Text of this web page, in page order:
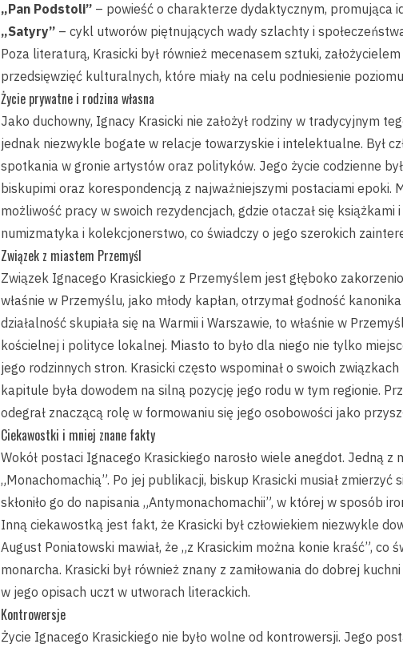
„Pan Podstoli” – powieść o charakterze dydaktycznym, promująca
„Satyry” – cykl utworów piętnujących wady szlachty i
Poza literaturą, Krasicki był również mecenasem sztuki,
przedsięwzięć kulturalnych, które miały na celu podniesienie
Życie prywatne i rodzina własna
Jako duchowny, Ignacy Krasicki nie założył rodziny w tradycyjnym
jednak niezwykle bogate w relacje towarzyskie i intelektualne. Był
spotkania w gronie artystów oraz polityków. Jego życie codzienne
biskupimi oraz korespondencją z najważniejszymi postaciami epoki.
możliwość pracy w swoich rezydencjach, gdzie otaczał się książkami
numizmatyka i kolekcjonerstwo, co świadczy o jego szerokich
Związek z miastem Przemyśl
Związek Ignacego Krasickiego z Przemyślem jest głęboko
właśnie w Przemyślu, jako młody kapłan, otrzymał godność
działalność skupiała się na Warmii i Warszawie, to właśnie w
kościelnej i polityce lokalnej. Miasto to było dla niego nie tylko
jego rodzinnych stron. Krasicki często wspominał o swoich
kapitule była dowodem na silną pozycję jego rodu w tym regionie.
odegrał znaczącą rolę w formowaniu się jego osobowości jako
Ciekawostki i mniej znane fakty
Wokół postaci Ignacego Krasickiego narosło wiele anegdot. Jedną
„Monachomachią”. Po jej publikacji, biskup Krasicki musiał
skłoniło go do napisania „Antymonachomachii”, w której w sposób
Inną ciekawostką jest fakt, że Krasicki był człowiekiem niezwykle
August Poniatowski mawiał, że „z Krasickim można konie kraść”, co
monarcha. Krasicki był również znany z zamiłowania do dobrej
w jego opisach uczt w utworach literackich.
Kontrowersje
Życie Ignacego Krasickiego nie było wolne od kontrowersji. Jego